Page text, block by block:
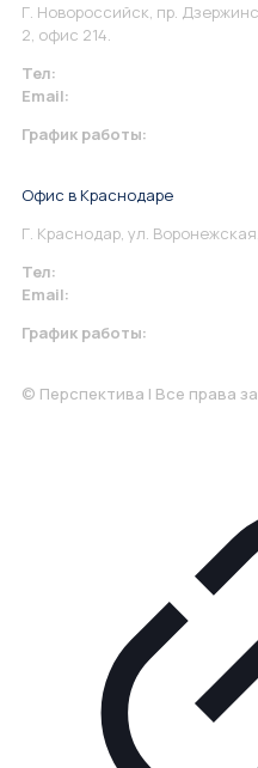
Г. Новороссийск, пр.
2, офис 214.
Тел:
Email:
График работы:
Офис в Краснодаре
Г. Краснодар, ул.
Тел:
Email:
График работы:
© Перспектива | Все права